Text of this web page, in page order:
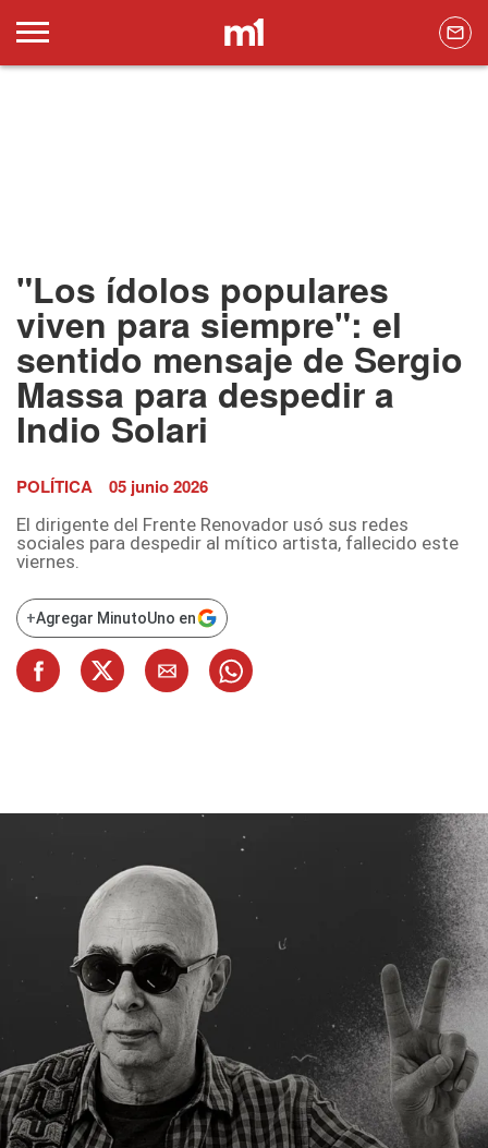
"Los ídolos populares
viven para siempre": el
sentido mensaje de Sergio
Massa para despedir a
Indio Solari
POLÍTICA 05 junio 2026
El dirigente del Frente Renovador usó sus redes
sociales para despedir al mítico artista, fallecido este
viernes.
+Agregar MinutoUno en